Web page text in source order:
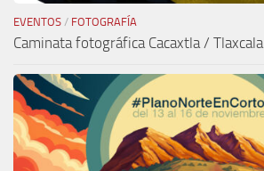
EVENTOS / FOTOGRAFÍA
Caminata fotográfica Cacaxtla / Tlaxcala